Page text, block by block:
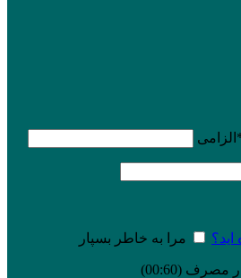
الزامی
مرا به خاطر بسپار
مصرف (00:
60
)